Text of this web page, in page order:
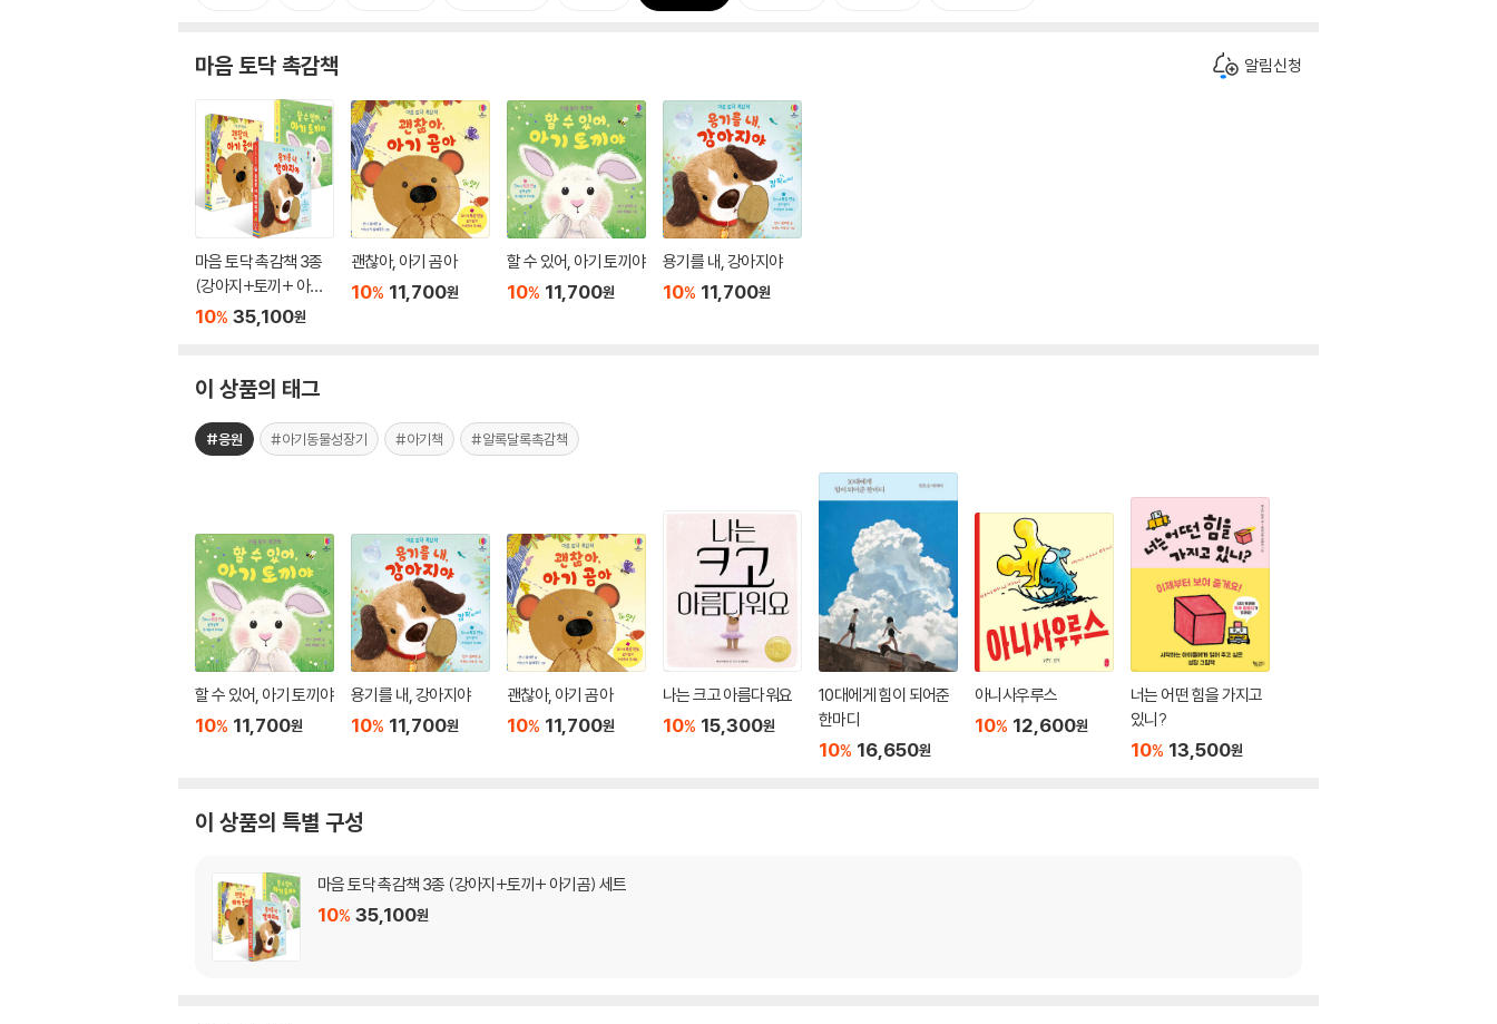
마음 토닥 촉감책 알림신청
마음 토닥 촉감책 3종
(강아지+토끼+ 아기
곰) 세트
10% 35,100원
괜찮아, 아기 곰아
10% 11,700원
할 수 있어, 아기 토끼야
10% 11,700원
용기를 내, 강아지야
10% 11,700원
이 상품의 태그
#응원 #아기동물성장기 #아기책 #알록달록촉감책
할 수 있어, 아기 토끼야
10% 11,700원
용기를 내, 강아지야
10% 11,700원
괜찮아, 아기 곰아
10% 11,700원
나는 크고 아름다워요
10% 15,300원
10대에게 힘이 되어준
한마디
10% 16,650원
아니사우루스
10% 12,600원
너는 어떤 힘을 가지고
있니?
10% 13,500원
이 상품의 특별 구성
마음 토닥 촉감책 3종 (강아지+토끼+ 아기곰) 세트
10% 35,100원